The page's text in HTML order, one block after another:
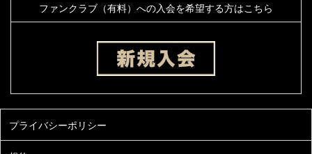
ファンクラブ（有料）への入会を希望する方はこちら